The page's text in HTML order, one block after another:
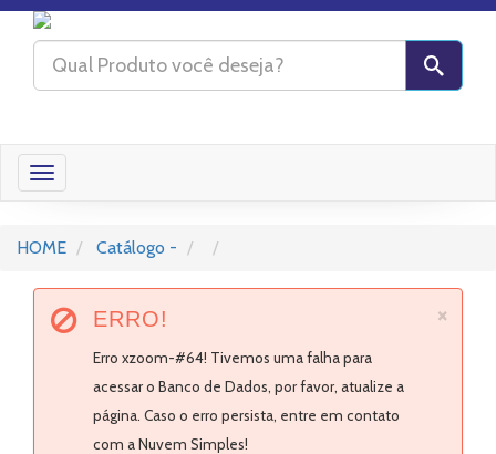
Toggle
HOME
Catálogo -
×
ERRO!
Erro xzoom-#64! Tivemos uma falha para
acessar o Banco de Dados, por favor, atualize a
página. Caso o erro persista, entre em contato
com a Nuvem Simples!